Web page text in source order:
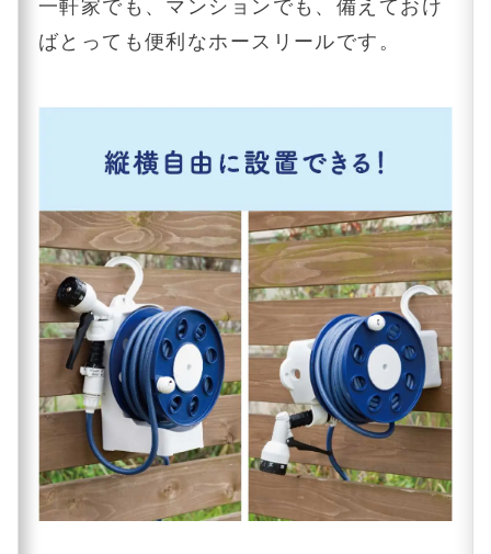
一軒家でも、マンションでも、備えておけ
ばとっても便利なホースリールです。